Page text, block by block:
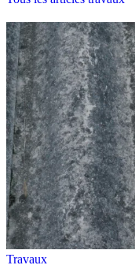
Travaux